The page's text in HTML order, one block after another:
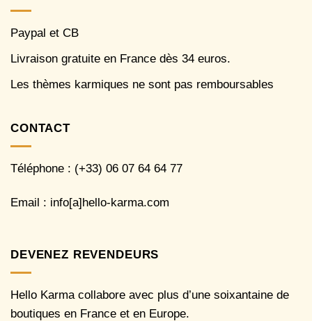
Paypal et CB
Livraison gratuite en France dès 34 euros.
Les thèmes karmiques ne sont pas remboursables
CONTACT
Téléphone : (+33) 06 07 64 64 77
Email : info[a]hello-karma.com
DEVENEZ REVENDEURS
Hello Karma collabore avec plus d’une soixantaine de
boutiques en France et en Europe.